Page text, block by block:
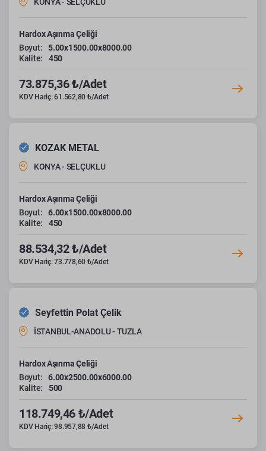
Hardox Aşınma Çeliği
Boyut:
5.00x1500.00x8000.00
Kalite:
450
73.875,36 ₺/Adet
KDV Hariç: 61.562,80 ₺/Adet
KOZAK METAL
KONYA - SELÇUKLU
Hardox Aşınma Çeliği
Boyut:
6.00x1500.00x8000.00
Kalite:
450
88.534,32 ₺/Adet
KDV Hariç: 73.778,60 ₺/Adet
Seyfettin Polat Çelik
İSTANBUL-ANADOLU - TUZLA
Hardox Aşınma Çeliği
Boyut:
6.00x2500.00x6000.00
Kalite:
500
118.749,46 ₺/Adet
KDV Hariç: 98.957,88 ₺/Adet